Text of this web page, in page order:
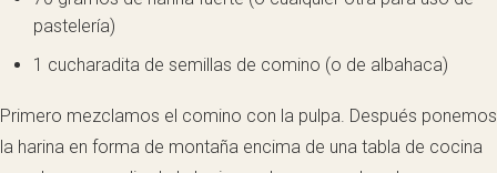
pastelería)
1 cucharadita de semillas de comino (o de albahaca)
Primero mezclamos el comino con la pulpa. Después ponemos
la harina en forma de montaña encima de una tabla de cocina